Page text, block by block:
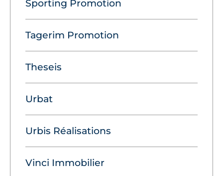
Sporting Promotion
Tagerim Promotion
Theseis
Urbat
Urbis Réalisations
Vinci Immobilier